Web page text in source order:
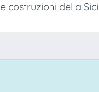
costruzioni della